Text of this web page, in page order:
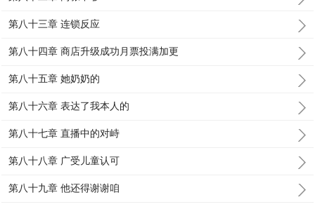
第八十三章 连锁反应
第八十四章 商店升级成功月票投满加更
第八十五章 她奶奶的
第八十六章 表达了我本人的
第八十七章 直播中的对峙
第八十八章 广受儿童认可
第八十九章 他还得谢谢咱